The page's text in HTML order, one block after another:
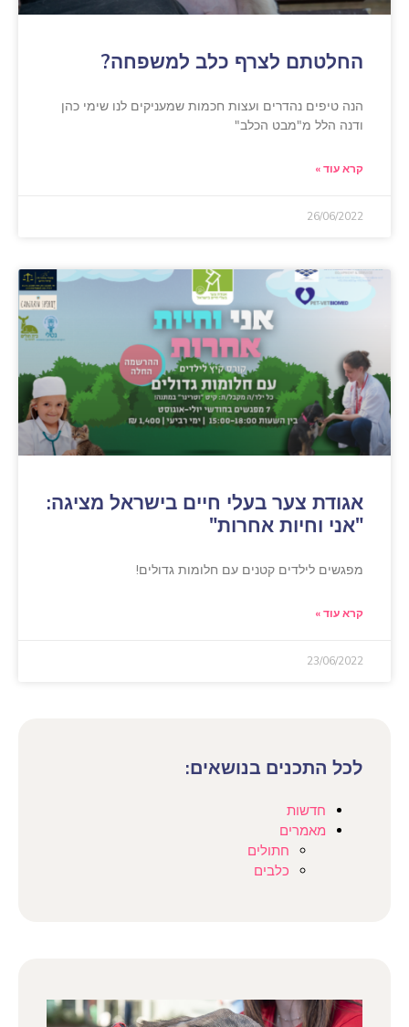
החלטתם לצרף כלב למשפחה?
הנה טיפים נהדרים ועצות חכמות שמעניקים לנו שימי כהן
ודנה הלל מ"מבט הכלב"
קרא עוד »
26/06/2022
אגודת צער בעלי חיים בישראל מציגה:
"אני וחיות אחרות"
מפגשים לילדים קטנים עם חלומות גדולים!
קרא עוד »
23/06/2022
לכל התכנים בנושאים:
חדשות
מאמרים
חתולים
כלבים